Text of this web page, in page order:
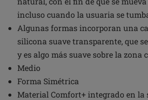
incluso cuando la usuaria se
Algunas formas incorporan una
silicona suave transparente, que
y es algo más suave sobre la zona
Medio
Forma Simétrica
Material Comfort+ integrado en la